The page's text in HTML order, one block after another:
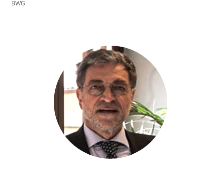
BWG